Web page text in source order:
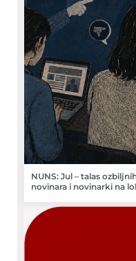
NUNS: Jul – talas
novinara i novinarki na